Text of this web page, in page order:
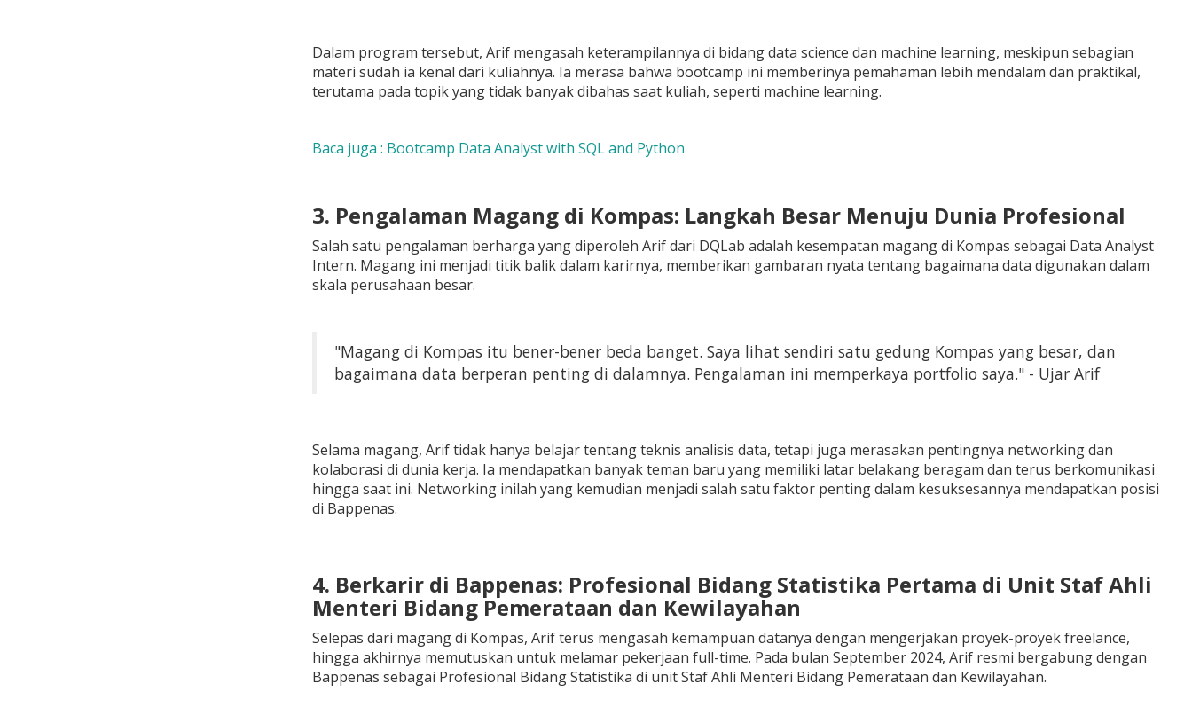
Dalam program tersebut, Arif mengasah keterampilannya di bidang data science dan machine learning, meskipun sebagian
materi sudah ia kenal dari kuliahnya. Ia merasa bahwa bootcamp ini memberinya pemahaman lebih mendalam dan praktikal,
terutama pada topik yang tidak banyak dibahas saat kuliah, seperti machine learning.
Baca juga : Bootcamp Data Analyst with SQL and Python
3. Pengalaman Magang di Kompas: Langkah Besar Menuju Dunia Profesional
Salah satu pengalaman berharga yang diperoleh Arif dari DQLab adalah kesempatan magang di Kompas sebagai Data Analyst
Intern. Magang ini menjadi titik balik dalam karirnya, memberikan gambaran nyata tentang bagaimana data digunakan dalam
skala perusahaan besar.
"Magang di Kompas itu bener-bener beda banget. Saya lihat sendiri satu gedung Kompas yang besar, dan
bagaimana data berperan penting di dalamnya. Pengalaman ini memperkaya portfolio saya." - Ujar Arif
Selama magang, Arif tidak hanya belajar tentang teknis analisis data, tetapi juga merasakan pentingnya networking dan
kolaborasi di dunia kerja. Ia mendapatkan banyak teman baru yang memiliki latar belakang beragam dan terus berkomunikasi
hingga saat ini. Networking inilah yang kemudian menjadi salah satu faktor penting dalam kesuksesannya mendapatkan posisi
di Bappenas.
4. Berkarir di Bappenas: Profesional Bidang Statistika Pertama di Unit Staf Ahli
Menteri Bidang Pemerataan dan Kewilayahan
Selepas dari magang di Kompas, Arif terus mengasah kemampuan datanya dengan mengerjakan proyek-proyek freelance,
hingga akhirnya memutuskan untuk melamar pekerjaan full-time. Pada bulan September 2024, Arif resmi bergabung dengan
Bappenas sebagai Profesional Bidang Statistika di unit Staf Ahli Menteri Bidang Pemerataan dan Kewilayahan.